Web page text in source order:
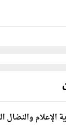
الإعلام والنضال